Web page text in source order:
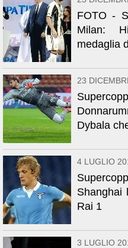
FOTO -
Milan:
medaglia
23
Dybala
4 LUGLIO
Shanghai
Rai 1
3 LUGLIO